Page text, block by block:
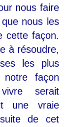
nous faire
nous les
cette façon.
à résoudre,
les plus
façon
serait
une vraie
de cet